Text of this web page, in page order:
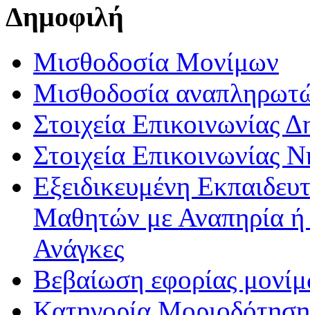
Δημοφιλή
Μισθοδοσία Μονίμων
Μισθοδοσία
Στοιχεία Επικοινωνίας
Στοιχεία Επικοινωνίας
Εξειδικευμένη
Μαθητών με Αναπηρία ή /
Ανάγκες
Βεβαίωση εφορίας